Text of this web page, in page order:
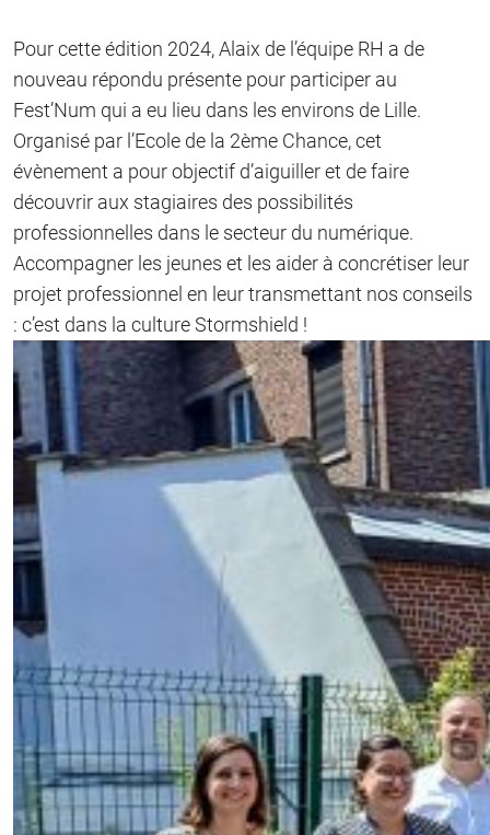
Pour cette édition 2024, Alaix de l’équipe RH a de
nouveau répondu présente pour participer au
Fest’Num qui a eu lieu dans les environs de Lille.
Organisé par l’Ecole de la 2ème Chance, cet
évènement a pour objectif d’aiguiller et de faire
découvrir aux stagiaires des possibilités
professionnelles dans le secteur du numérique.
Accompagner les jeunes et les aider à concrétiser leur
projet professionnel en leur transmettant nos conseils
: c’est dans la culture Stormshield !